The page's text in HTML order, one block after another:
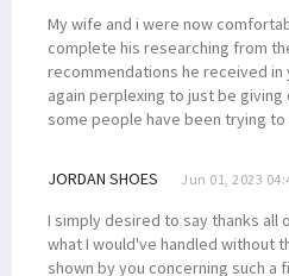
My wife and i were now
complete his researching from
recommendations he received in
again perplexing to just be
some people have been trying to
JORDAN SHOES Jun 01, 2023
I simply desired to say thanks all
what I would've handled without
shown by you concerning such a